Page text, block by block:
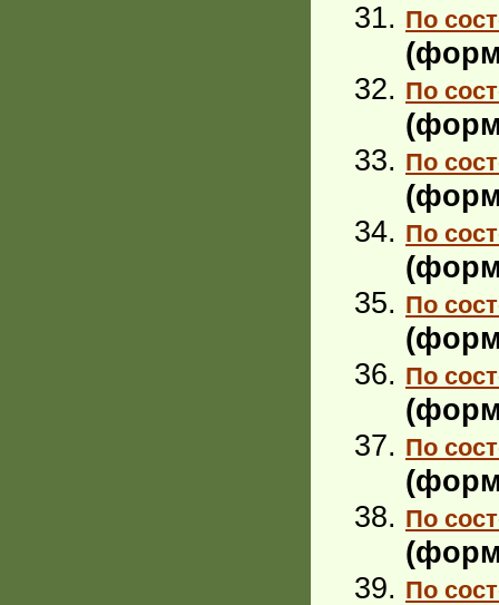
По
По
По
По
По
По
По
По
По